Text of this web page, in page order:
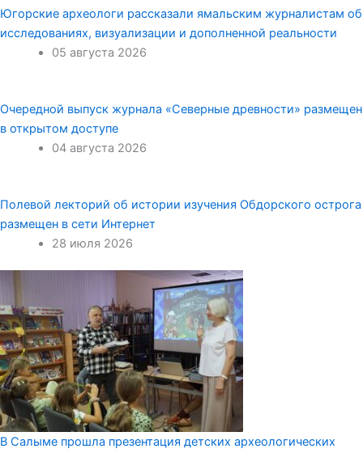
Югорские археологи рассказали ямальским журналистам об
исследованиях, визуализации и дополненной реальности
05 августа 2026
Очередной выпуск журнала «Северные древности» размещен
в открытом доступе
04 августа 2026
Полевой лекторий об истории изучения Обдорского острога
размещен в сети Интернет
28 июля 2026
В Салыме прошла презентация детских археологических